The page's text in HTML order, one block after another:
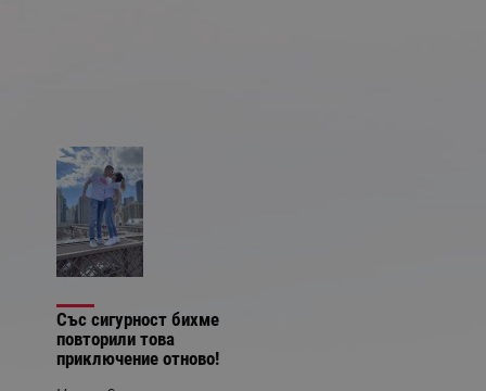
Със сигурност бихме
повторили това
приключение отново!